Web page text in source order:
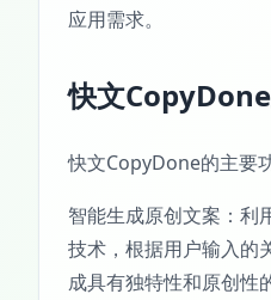
应用需求。
快文
快文CopyDone的主要
智能生成原创文案：利
技术，根据用户输入的
成具有独特性和原创性